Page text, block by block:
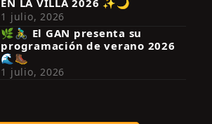
Síguenos en Instagram
EN LA VILLA 2026 ✨🌙
1 julio, 2026
🌿🚴‍♂️ El GAN presenta su
programación de verano 2026
🌊🥾
1 julio, 2026